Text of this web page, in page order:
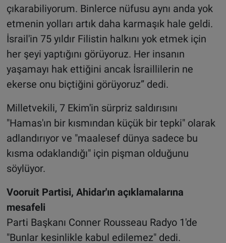
çıkarabiliyorum. Binlerce nüfusu aynı anda yok
etmenin yolları artık daha karmaşık hale geldi.
İsrail'in 75 yıldır Filistin halkını yok etmek için
her şeyi yaptığını görüyoruz. Her insanın
yaşamayı hak ettiğini ancak İsraillilerin ne
ekerse onu biçtiğini görüyoruz” dedi.
Milletvekili, 7 Ekim'in sürpriz saldırısını
"Hamas'ın bir kısmından küçük bir tepki" olarak
adlandırıyor ve "maalesef dünya sadece bu
kısma odaklandığı" için pişman olduğunu
söylüyor.
Vooruit Partisi, Ahidar'ın açıklamalarına
mesafeli
Parti Başkanı Conner Rousseau Radyo 1'de
"Bunlar kesinlikle kabul edilemez" dedi.